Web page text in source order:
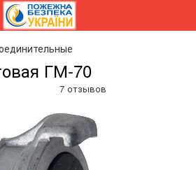
ГМ-70
7 отзывов